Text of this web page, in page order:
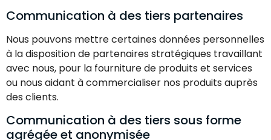
Communication à des tiers partenaires
Nous pouvons mettre certaines données personnelles
à la disposition de partenaires stratégiques travaillant
avec nous, pour la fourniture de produits et services
ou nous aidant à commercialiser nos produits auprès
des clients.
Communication à des tiers sous forme
agrégée et anonymisée